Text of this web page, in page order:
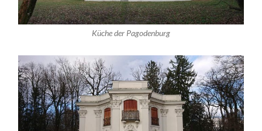
Küche der Pagodenburg